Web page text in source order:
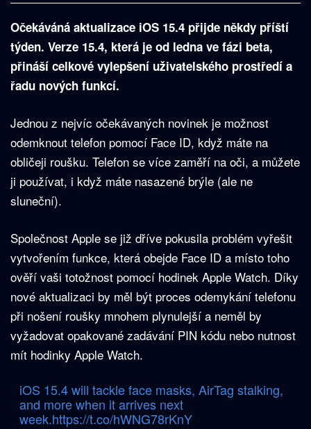
Očekáváná aktualizace iOS 15.4 přijde někdy příští
týden. Verze 15.4, která je od ledna ve fázi beta,
přináší celkové vylepšení uživatelského prostředí a
řadu nových funkcí.
Jednou z nejvíc očekávaných novinek je možnost
odemknout telefon pomocí Face ID, když máte na
obličeji roušku. Telefon se více zaměří na oči, a můžete
ji používat, i když máte nasazené brýle (ale ne
sluneční).
Společnost Apple se již dříve pokusila problém vyřešit
vytvořením funkce, která obejde Face ID a místo toho
ověří vaši totožnost pomocí hodinek Apple Watch. Díky
nové aktualizaci by měl být proces odemykání telefonu
při nošení roušky mnohem plynulejší a neměl by
vyžadovat opakované zadávání PIN kódu nebo nutnost
mít hodinky Apple Watch.
iOS 15.4 will tackle face masks, AirTag stalking,
and more when it arrives next
week.https://t.co/hWNG78rKnY